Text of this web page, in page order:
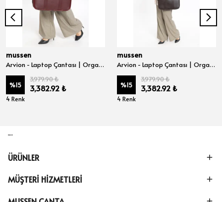
mussen
Arvion - Laptop Çantası | Organizer Evrak ve Bilgisayar Çantası 15", 15.6" ve 16" inç - Bordo Nova
%15
3,979.90 ₺
3,382.92 ₺
4 Renk
mussen
Arvion - Laptop Çantası | Organizer Evrak ve Bilgisayar Çantası 15", 15.6" ve 16" inç - Kahve Nova
%15
3,979.90 ₺
3,382.92 ₺
4 Renk
ÜRÜNLER
MÜŞTERİ HİZMETLERİ